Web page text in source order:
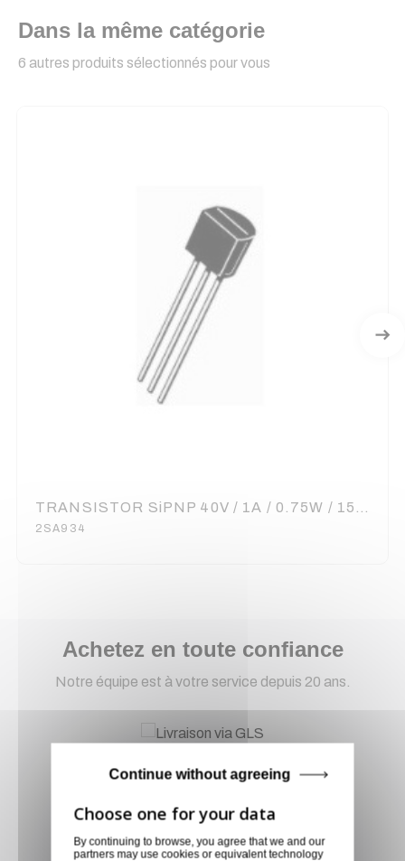
Dans la même catégorie
6 autres produits sélectionnés pour vous
2SA934
Achetez en toute confiance
Notre équipe est à votre service depuis 20 ans.
directement en magasin ou
dans les points relais de notre
By continuing to browse, you agree that we and our
partners may use cookies or equivalent technology
Continue without agreeing